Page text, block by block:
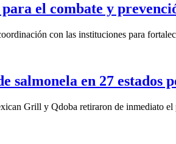
el combate y
con las instituciones para
salmonela en 27 estados
Grill y Qdoba retiraron de inmediato el